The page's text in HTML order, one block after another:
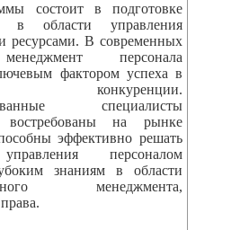
состоит в подготовке
в области управления
ресурсами. В современных
персонала
фактором успеха в
конкуренции.
специалисты
востребованы на рынке
эффективно решать
персоналом
знаниям в области
менеджмента,